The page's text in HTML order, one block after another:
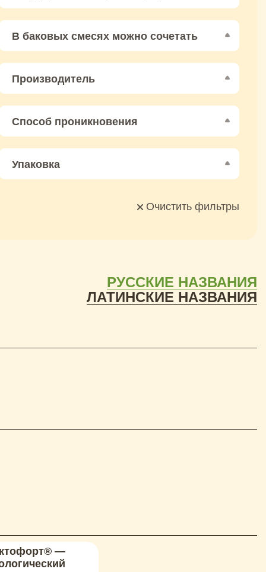
В баковых смесях можно сочетать
Производитель
Способ проникновения
Упаковка
Очистить фильтры
РУССКИЕ НАЗВАНИЯ
ЛАТИНСКИЕ НАЗВАНИЯ
—